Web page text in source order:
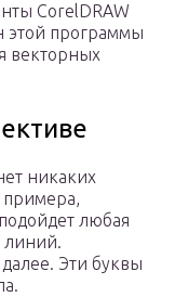
CorelDRAW
этой программы
векторных
никаких
любая
линий.
далее. Эти буквы